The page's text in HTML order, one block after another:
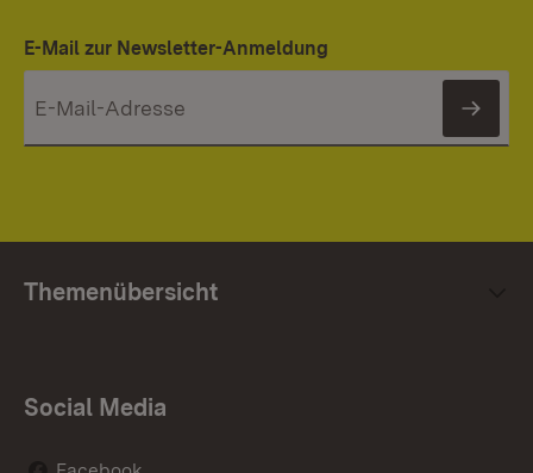
E-Mail zur Newsletter-Anmeldung
Themenübersicht
Social Media